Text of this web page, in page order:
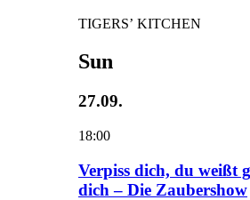
TIGERS’ KITCHEN
Sun
27.09.
18:00
Verpiss dich, du weißt
dich – Die Zaubershow